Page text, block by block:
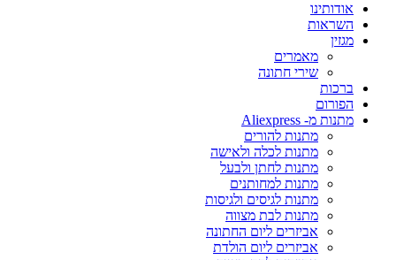
אודותינו
השראות
מגזין
מאמרים
שירי חתונה
ברכות
הפורום
מתנות מ- Aliexpress
מתנות להורים
מתנות לכלה ולאישה
מתנות לחתן ולבעל
מתנות למחותנים
מתנות לגיסים ולגיסות
מתנות לבת מצווה
אביזרים ליום החתונה
אביזרים ליום הולדת